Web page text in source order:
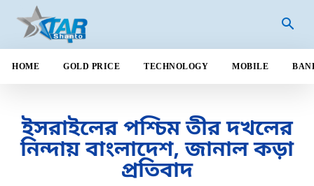
HOME GOLD PRICE TECHNOLOGY MOBILE
ইসরাইলের পশ্চিম তীর দখলের
নিন্দায় বাংলাদেশ, জানাল কড়া
প্রতিবাদ